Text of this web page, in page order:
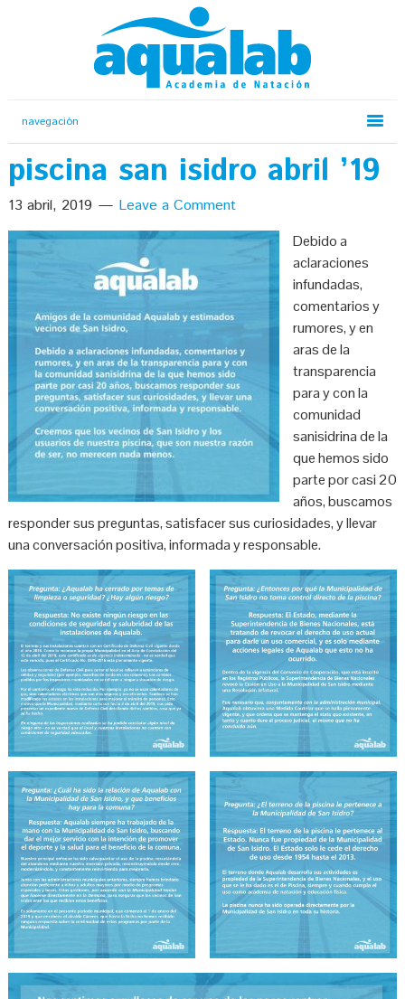
piscina san isidro abril ’19
13 abril, 2019 Leave a Comment
Debido a
aclaraciones
infundadas,
comentarios y
rumores, y en
aras de la
transparencia
para y con la
comunidad
sanisidrina de la
que hemos sido
parte por casi 20
años, buscamos
responder sus preguntas, satisfacer sus curiosidades, y llevar
una conversación positiva, informada y responsable.